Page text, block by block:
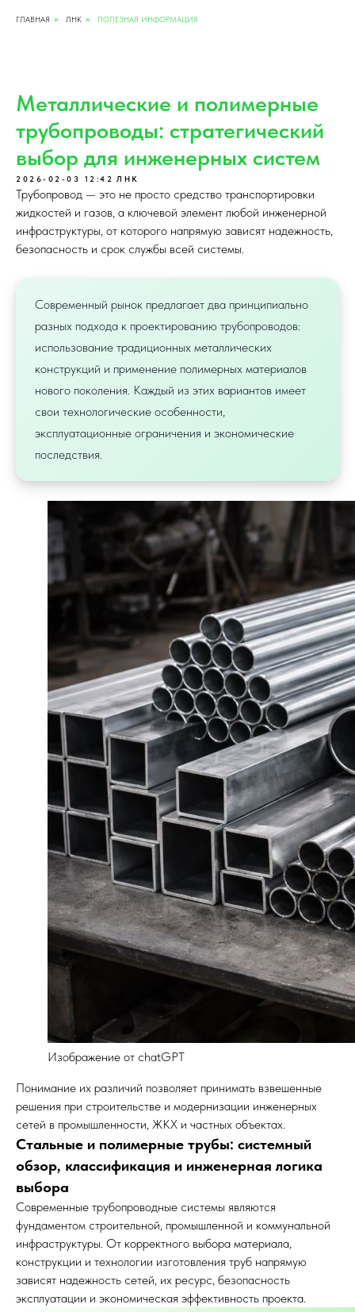
ГЛАВНАЯ » ЛНК » ПОЛЕЗНАЯ ИНФОРМАЦИЯ
Металлические и полимерные
трубопроводы: стратегический
выбор для инженерных систем
2026-02-03 12:42 ЛНК
Трубопровод — это не просто средство транспортировки
жидкостей и газов, а ключевой элемент любой инженерной
инфраструктуры, от которого напрямую зависят надежность,
безопасность и срок службы всей системы.
Современный рынок предлагает два принципиально
разных подхода к проектированию трубопроводов:
использование традиционных металлических
конструкций и применение полимерных материалов
нового поколения. Каждый из этих вариантов имеет
свои технологические особенности,
эксплуатационные ограничения и экономические
последствия.
Изображение от chatGPT
Понимание их различий позволяет принимать взвешенные
решения при строительстве и модернизации инженерных
сетей в промышленности, ЖКХ и частных объектах.
Стальные и полимерные трубы: системный
обзор, классификация и инженерная логика
выбора
Современные трубопроводные системы являются
фундаментом строительной, промышленной и коммунальной
инфраструктуры. От корректного выбора материала,
конструкции и технологии изготовления труб напрямую
зависят надежность сетей, их ресурс, безопасность
эксплуатации и экономическая эффективность проекта.